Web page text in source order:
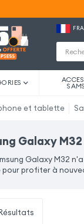
et tablette
Galaxy M32
Galaxy M32
profiter à